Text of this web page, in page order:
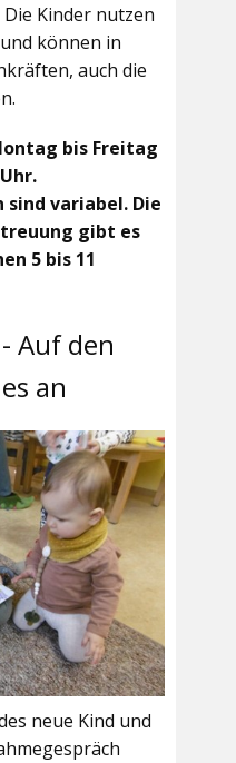
Die Kinder nutzen
können in
auch die
bis Freitag
variabel. Die
gibt es
5 bis 11
Auf den
an
neue Kind und